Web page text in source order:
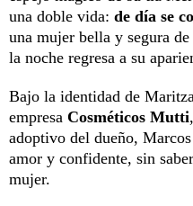
una doble vida: de día se
una mujer bella y segura
la noche regresa a su
Bajo la identidad de
empresa Cosméticos Mutti
adoptivo del dueño,
amor y confidente, sin
mujer.